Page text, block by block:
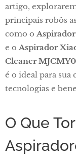
artigo,
principais robôs
como o
e oAspirador
Cleaner
é o ideal para sua
tecnologias e
O Que